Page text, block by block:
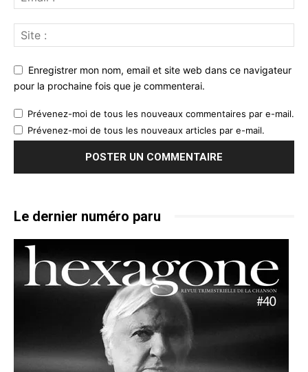
Enregistrer mon nom, email et site web dans ce navigateur
pour la prochaine fois que je commenterai.
Prévenez-moi de tous les nouveaux commentaires par e-mail.
Prévenez-moi de tous les nouveaux articles par e-mail.
Le dernier numéro paru